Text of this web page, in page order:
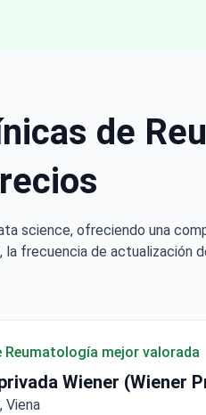
de
science, ofreciendo una
frecuencia de
Reumatología mejor valorada
Wiener (Wiener
Viena